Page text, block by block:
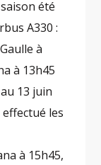
été
A330 :
à
à 13h45
13 juin
effectué les
à 15h45,